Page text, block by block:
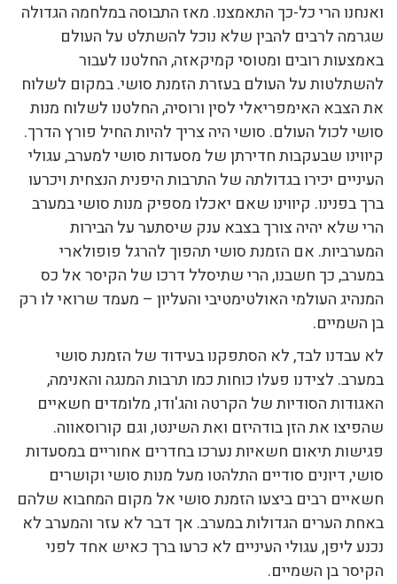
ואנחנו הרי כל-כך התאמצנו. מאז התבוסה במלחמה הגדולה
שגרמה לרבים להבין שלא נוכל להשתלט על העולם
באמצעות רובים ומטוסי קמיקאזה, החלטנו לעבור
להשתלטות על העולם בעזרת הזמנת סושי. במקום לשלוח
את הצבא האימפריאלי לסין ורוסיה, החלטנו לשלוח מנות
סושי לכול העולם. סושי היה צריך להיות החיל פורץ הדרך.
קיווינו שבעקבות חדירתן של מסעדות סושי למערב, עגולי
העיניים יכירו בגדולתה של התרבות היפנית הנצחית ויכרעו
ברך בפנינו. קיווינו שאם יאכלו מספיק מנות סושי במערב
הרי שלא יהיה צורך בצבא ענק שיסתער על הבירות
המערביות. אם הזמנת סושי תהפוך להרגל פופולארי
במערב, כך חשבנו, הרי שתיסלל דרכו של הקיסר אל כס
המנהיג העולמי האולטימטיבי והעליון – מעמד שרואי לו רק
בן השמיים.
לא עבדנו לבד, לא הסתפקנו בעידוד של הזמנת סושי
במערב. לצידנו פעלו כוחות כמו תרבות המנגה והאנימה,
האגודות הסודיות של הקרטה והג'ודו, מלומדים חשאיים
שהפיצו את הזן בודהיזם ואת השינטו, וגם קורוסאווה.
פגישות תיאום חשאיות נערכו בחדרים אחוריים במסעדות
סושי, דיונים סודיים התלהטו מעל מנות סושי וקושרים
חשאיים רבים ביצעו הזמנת סושי אל מקום המחבוא שלהם
באחת הערים הגדולות במערב. אך דבר לא עזר והמערב לא
נכנע ליפן, עגולי העיניים לא כרעו ברך כאיש אחד לפני
הקיסר בן השמיים.